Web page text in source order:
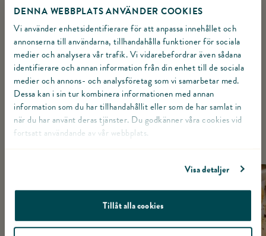
DENNA WEBBPLATS ANVÄNDER COOKIES
Vi använder enhetsidentifierare för att anpassa innehållet och
annonserna till användarna, tillhandahålla funktioner för sociala
medier och analysera vår trafik. Vi vidarebefordrar även sådana
identifierare och annan information från din enhet till de sociala
medier och annons- och analysföretag som vi samarbetar med.
Dessa kan i sin tur kombinera informationen med annan
information som du har tillhandahållit eller som de har samlat in
när du har använt deras tjänster. Du godkänner våra cookies vid
fortsatt användande av vår webbplats.
Visa detaljer
Tillåt alla cookies
FÄRDIG ATT ÄTAS
Ja, men godast om man steker eller grillar den
ART.NR.
996634